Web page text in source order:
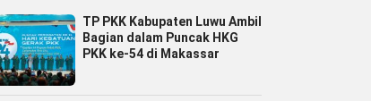
TP PKK Kabupaten Luwu Ambil
Bagian dalam Puncak HKG
PKK ke-54 di Makassar